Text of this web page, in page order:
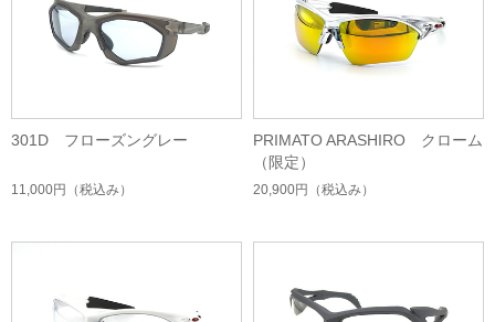
301D フローズングレー
11,000円 （税込み）
PRIMATO ARASHIRO クローム
（限定）
20,900円 （税込み）